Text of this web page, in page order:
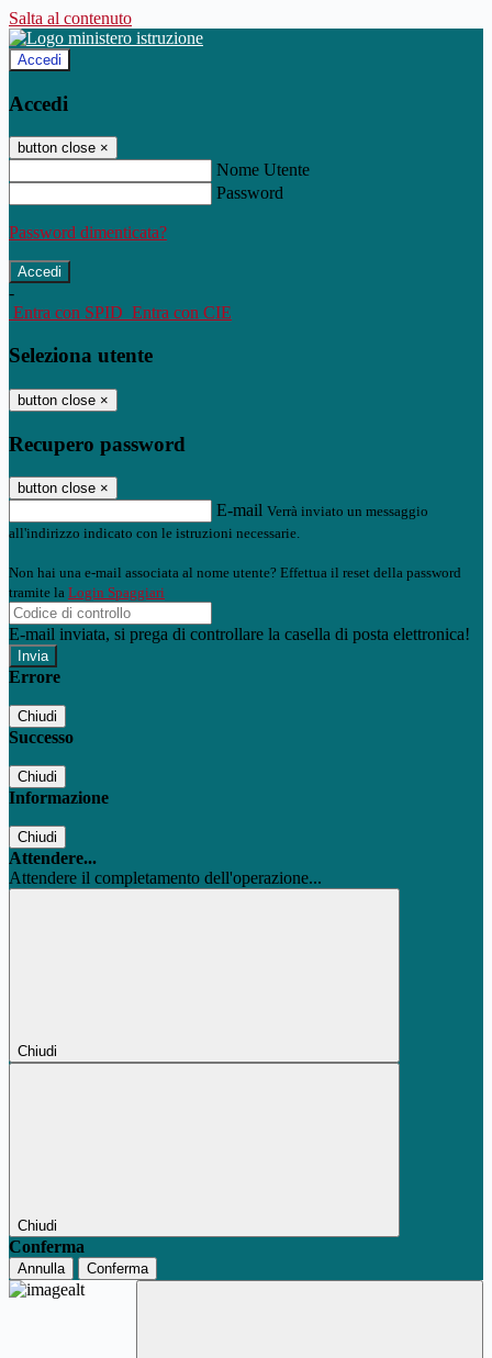
Salta al contenuto
Accedi
Accedi
button close ×
Nome Utente
Password
Password dimenticata?
-
Entra con SPID Entra con CIE
Seleziona utente
button close ×
Recupero password
button close ×
E-mail Verrà inviato un messaggio
all'indirizzo indicato con le istruzioni necessarie.
Non hai una e-mail associata al nome utente? Effettua il reset della password
tramite la Login Spaggiari
E-mail inviata, si prega di controllare la casella di posta elettronica!
Errore
Chiudi
Successo
Chiudi
Informazione
Chiudi
Attendere...
Attendere il completamento dell'operazione...
Chiudi
Chiudi
Conferma
Annulla Conferma